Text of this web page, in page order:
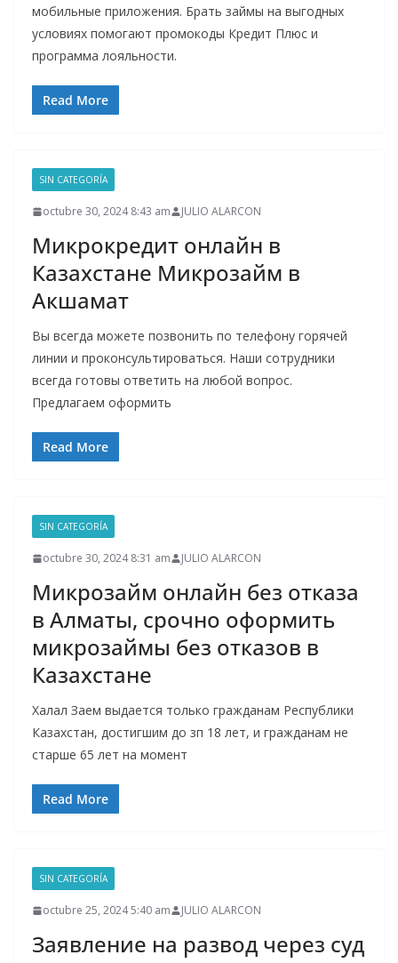
мобильные приложения. Брать займы на выгодных
условиях помогают промокоды Кредит Плюс и
программа лояльности.
Read More
SIN CATEGORÍA
octubre 30, 2024 8:43 am JULIO ALARCON
Микрокредит онлайн в
Казахстане Микрозайм в
Акшамат
Вы всегда можете позвонить по телефону горячей
линии и проконсультироваться. Наши сотрудники
всегда готовы ответить на любой вопрос.
Предлагаем оформить
Read More
SIN CATEGORÍA
octubre 30, 2024 8:31 am JULIO ALARCON
Микрозайм онлайн без отказа
в Алматы, срочно оформить
микрозаймы без отказов в
Казахстане
Халал Заем выдается только гражданам Республики
Казахстан, достигшим до зп 18 лет, и гражданам не
старше 65 лет на момент
Read More
SIN CATEGORÍA
octubre 25, 2024 5:40 am JULIO ALARCON
Заявление на развод через суд